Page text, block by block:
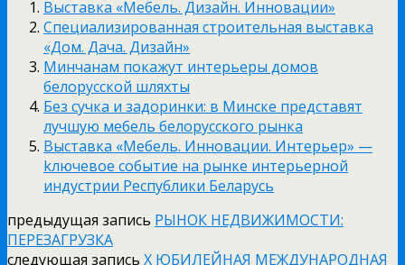
Выставка «Мебель. Дизайн. Инновации»
Специализированная строительная выставка
«Дом. Дача. Дизайн»
Минчанам покажут интерьеры домов
белорусской шляхты
Без сучка и задоринки: в Минске представят
лучшую мебель белорусского рынка
Выставка «Мебель. Инновации. Интерьер» —
kлючевое событие на рынке интерьерной
индустрии Республики Беларусь
предыдущая запись РЫНОК НЕДВИЖИМОСТИ:
ПЕРЕЗАГРУЗКА
следующая запись X ЮБИЛЕЙНАЯ МЕЖДУНАРОДНАЯ